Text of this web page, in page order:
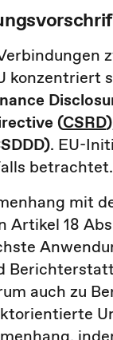
konzentriert
(CSRD)
. EU-
betrachtet.
mit
Artikel 18
auch zu